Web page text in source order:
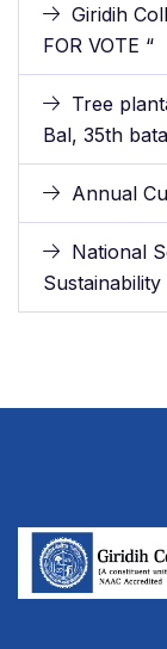
Giridih
FOR VOTE “
Tree
Bal, 35th
Annual
National
Sustainability